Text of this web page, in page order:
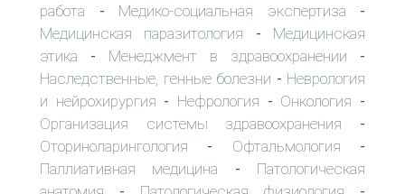
работа - Медико-социальная экспертиза -
Медицинская паразитология - Медицинская
этика - Менеджмент в здравоохранении -
Наследственные, генные болезни - Неврология
и нейрохирургия - Нефрология - Онкология -
Организация системы здравоохранения -
Оториноларингология - Офтальмология -
Паллиативная медицина - Патологическая